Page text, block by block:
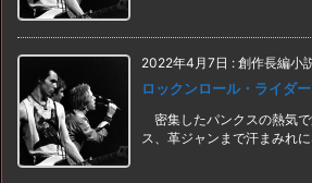
2022年4月7日 : 創作長編小
ロックンロール・ライダ
密集したパンクスの熱気
ス、革ジャンまで汗まみれ